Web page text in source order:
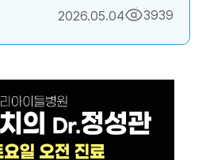
2026.05.04 3939